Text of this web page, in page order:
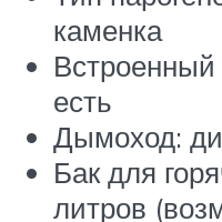
каменка
Встроенный
есть
Дымоход:
Бак для
литров